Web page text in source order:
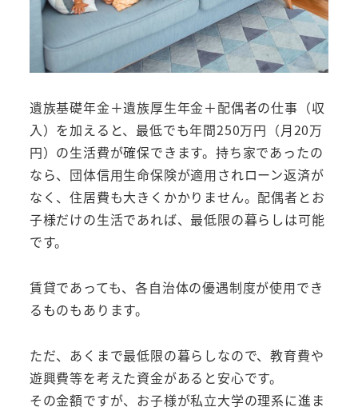
遺族基礎年金＋遺族厚生年金＋配偶者の仕事（収
入）を加えると、最低でも年間250万円（月20万
円）の生活費が確保できます。持ち家であったの
なら、団体信用生命保険が適用されローン返済が
なく、住居費も大きくかかりません。配偶者とお
子様だけの生活であれば、最低限の暮らしは可能
です。
賃貸であっても、各自治体の優遇制度が使用でき
るものもあります。
ただ、あくまで最低限の暮らしなので、教育費や
遊興費等を考えた資金があると安心です。
その金額ですが、お子様が私立大学の理系に進ま